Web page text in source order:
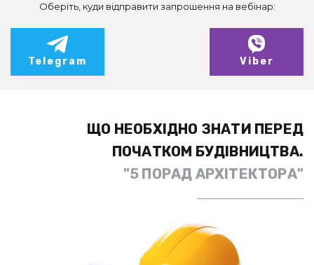
Оберіть, куди відправити запрошення на вебінар:
Telegram Viber
ЩО НЕОБХІДНО ЗНАТИ ПЕРЕД
ПОЧАТКОМ БУДІВНИЦТВА.
"5 ПОРАД АРХІТЕКТОРА"